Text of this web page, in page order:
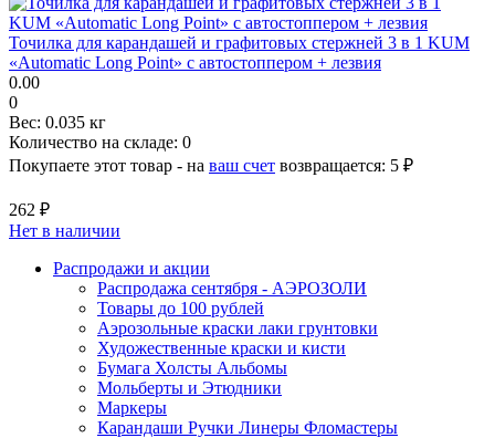
Точилка для карандашей и графитовых стержней 3 в 1 KUM
«Automatic Long Point» с автостоппером + лезвия
0.00
0
Вес: 0.035 кг
Количество на складе: 0
Покупаете этот товар - на ваш счет возвращается: 5 ₽
262 ₽
Нет в наличии
Распродажи и акции
Распродажа сентября - АЭРОЗОЛИ
Товары до 100 рублей
Аэрозольные краски лаки грунтовки
Художественные краски и кисти
Бумага Холсты Альбомы
Мольберты и Этюдники
Маркеры
Карандаши Ручки Линеры Фломастеры